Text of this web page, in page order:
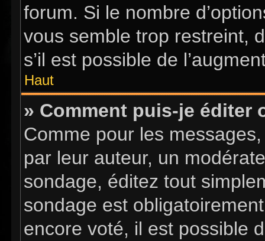
forum. Si le nombre
vous semble trop restreint,
s’il est possible de
Haut
» Comment puis-je éditer
Comme pour les
par leur auteur, un
sondage, éditez tout
sondage est
encore voté, il est possible